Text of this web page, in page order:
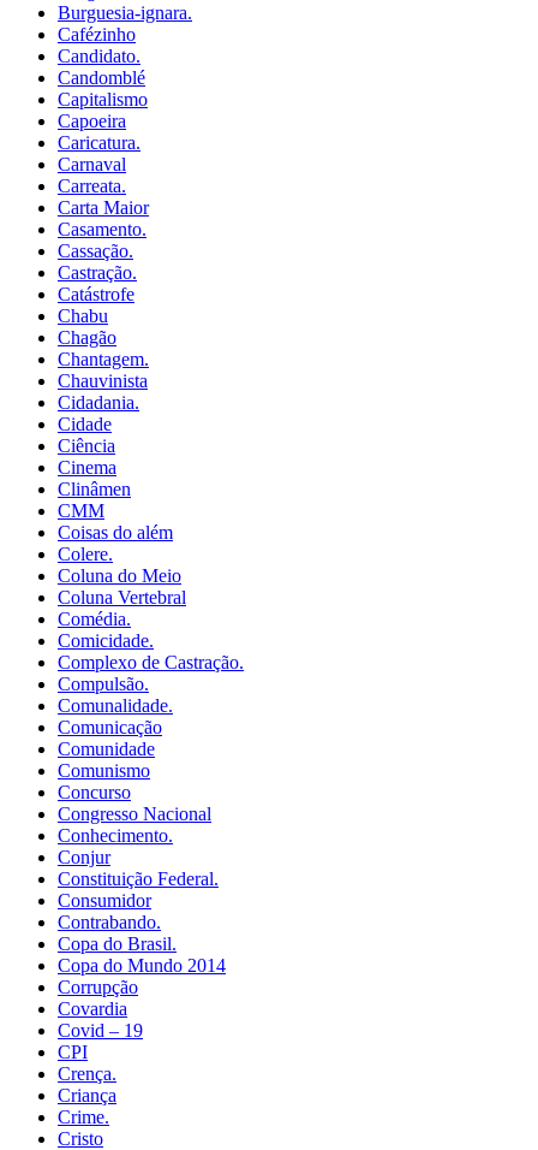
Burguesia-ignara.
Cafézinho
Candidato.
Candomblé
Capitalismo
Capoeira
Caricatura.
Carnaval
Carreata.
Carta Maior
Casamento.
Cassação.
Castração.
Catástrofe
Chabu
Chagão
Chantagem.
Chauvinista
Cidadania.
Cidade
Ciência
Cinema
Clinâmen
CMM
Coisas do além
Colere.
Coluna do Meio
Coluna Vertebral
Comédia.
Comicidade.
Complexo de Castração.
Compulsão.
Comunalidade.
Comunicação
Comunidade
Comunismo
Concurso
Congresso Nacional
Conhecimento.
Conjur
Constituição Federal.
Consumidor
Contrabando.
Copa do Brasil.
Copa do Mundo 2014
Corrupção
Covardia
Covid – 19
CPI
Crença.
Criança
Crime.
Cristo